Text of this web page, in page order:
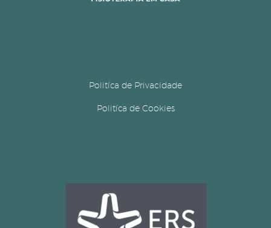
Politíca de Privacidade
Politíca de Cookies